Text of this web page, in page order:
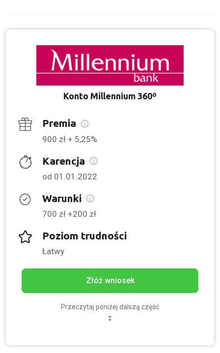
Konto Millennium 360º
Premia
900 zł + 5,25%
Karencja
od 01.01.2022
Warunki
700 zł +200 zł
Poziom trudności
Łatwy
Złóż wniosek
Przeczytaj poniżej dalszą część